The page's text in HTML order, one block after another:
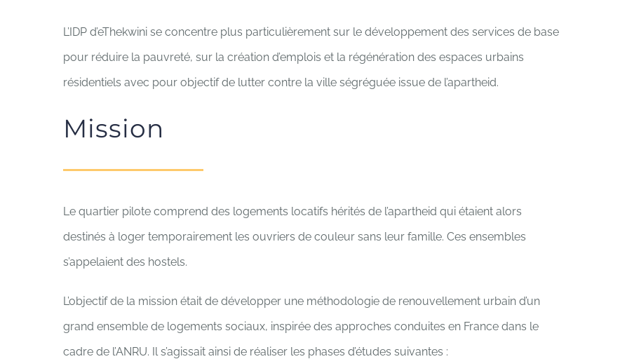
L’IDP d’eThekwini se concentre plus particulièrement sur le développement des services de base
pour réduire la pauvreté, sur la création d’emplois et la régénération des espaces urbains
résidentiels avec pour objectif de lutter contre la ville ségréguée issue de l’apartheid.
Mission
Le quartier pilote comprend des logements locatifs hérités de l’apartheid qui étaient alors
destinés à loger temporairement les ouvriers de couleur sans leur famille. Ces ensembles
s’appelaient des hostels.
L’objectif de la mission était de développer une méthodologie de renouvellement urbain d’un
grand ensemble de logements sociaux, inspirée des approches conduites en France dans le
cadre de l’ANRU. Il s’agissait ainsi de réaliser les phases d’études suivantes :